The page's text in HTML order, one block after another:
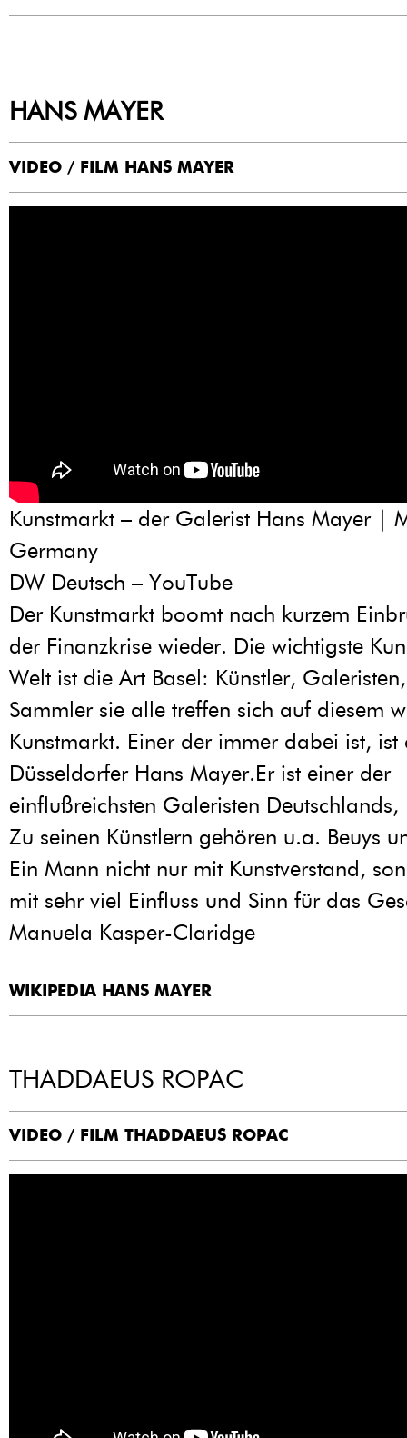
HANS MAYER
VIDEO / FILM HANS MAYER
Kunstmarkt – der Galerist Hans Mayer |
Germany
DW Deutsch – YouTube
Der Kunstmarkt boomt nach kurzem
der Finanzkrise wieder. Die wichtigste
Welt ist die Art Basel: Künstler,
Sammler sie alle treffen sich auf diesem
Kunstmarkt. Einer der immer dabei ist, ist
Düsseldorfer Hans Mayer.Er ist einer der
einflußreichsten Galeristen
Zu seinen Künstlern gehören u.a. Beuys
Ein Mann nicht nur mit Kunstverstand,
mit sehr viel Einfluss und Sinn für das
Manuela Kasper-Claridge
WIKIPEDIA HANS MAYER
THADDAEUS ROPAC
VIDEO / FILM THADDAEUS ROPAC